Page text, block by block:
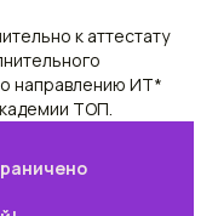
к аттестату
направлению ИТ*
ТОП.